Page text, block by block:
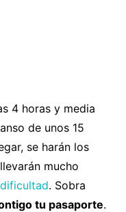
4 horas y media
de unos 15
se harán los
mucho
. Sobra
tu pasaporte.